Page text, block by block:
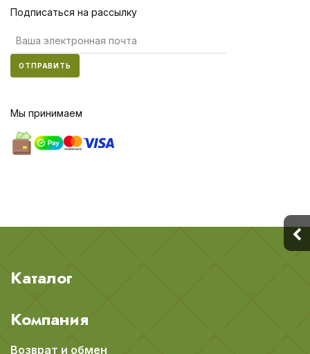
Подписаться на рассылку
ОТПРАВИТЬ
Мы принимаем
Каталог
Компания
Возврат и обмен